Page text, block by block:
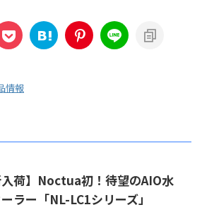
情報
入荷】Noctua初！待望のAIO水
ラー「NL-LC1シリーズ」